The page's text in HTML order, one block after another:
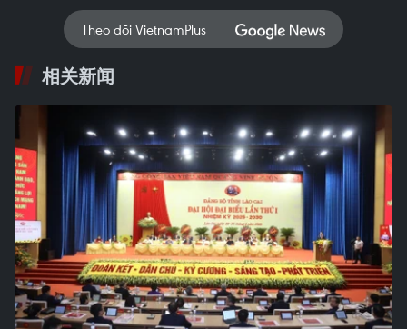
Theo dõi VietnamPlus
相关新闻